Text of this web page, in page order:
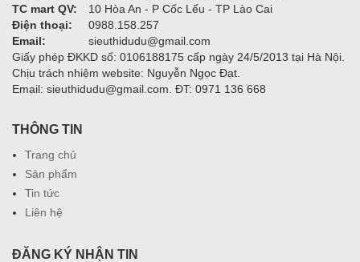
TC mart QV:
10 Hòa An - P Cốc Lếu - TP Lào Cai
Điện thoại:
0988.158.257
Email:
sieuthidudu@gmail.com
Giấy phép ĐKKD số: 0106188175 cấp ngày 24/5/2013 tại Hà Nội.
Chịu trách nhiệm website: Nguyễn Ngọc Đạt.
Email: sieuthidudu@gmail.com. ĐT: 0971 136 668
THÔNG TIN
Trang chủ
Sản phẩm
Tin tức
Liên hệ
ĐĂNG KÝ NHẬN TIN